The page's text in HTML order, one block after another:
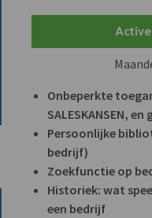
Onbeperkte
SALESKANSEN,
Persoonlijke
bedrijf)
Zoekfunctie op
Historiek: wat
een bedrijf